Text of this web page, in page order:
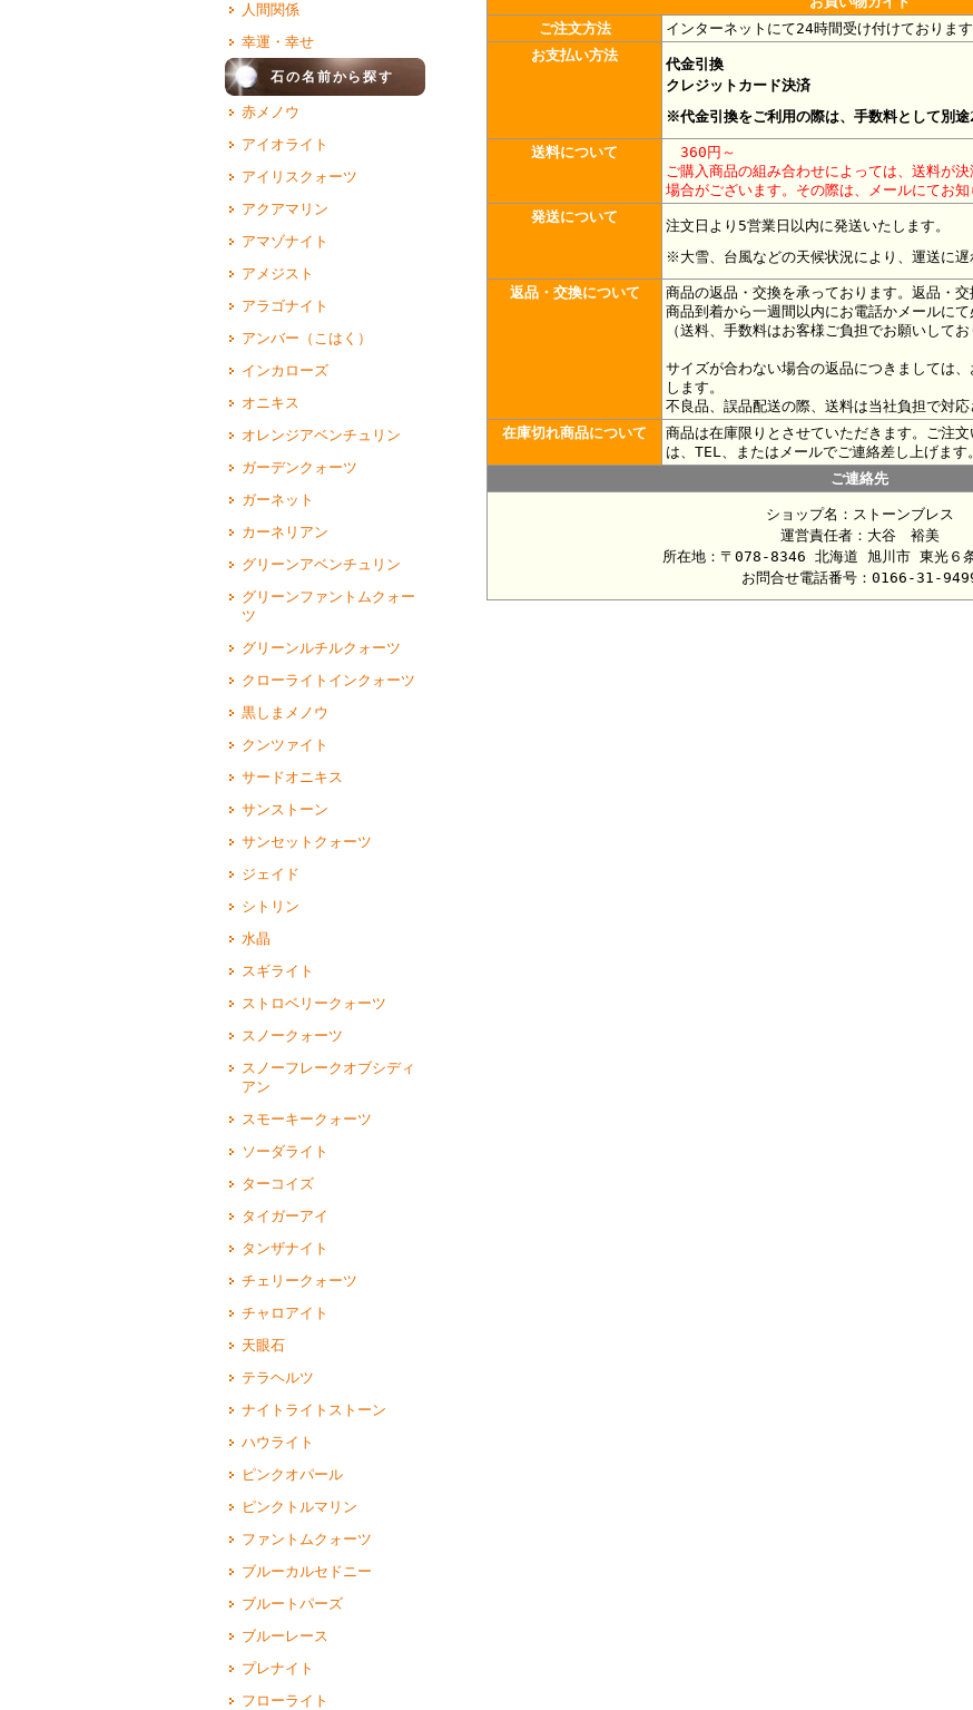
人間関係
幸運・幸せ
石の名前から探す
赤メノウ
アイオライト
アイリスクォーツ
アクアマリン
アマゾナイト
アメジスト
アラゴナイト
アンバー（こはく）
インカローズ
オニキス
オレンジアベンチュリン
ガーデンクォーツ
ガーネット
カーネリアン
グリーンアベンチュリン
グリーンファントムクォー
ツ
グリーンルチルクォーツ
クローライトインクォーツ
黒しまメノウ
クンツァイト
サードオニキス
サンストーン
サンセットクォーツ
ジェイド
シトリン
水晶
スギライト
ストロベリークォーツ
スノークォーツ
スノーフレークオブシディ
アン
スモーキークォーツ
ソーダライト
ターコイズ
タイガーアイ
タンザナイト
チェリークォーツ
チャロアイト
天眼石
テラヘルツ
ナイトライトストーン
ハウライト
ピンクオパール
ピンクトルマリン
ファントムクォーツ
ブルーカルセドニー
ブルートパーズ
ブルーレース
プレナイト
フローライト
ご注文方法
インターネットにて24時間受け付けております
お支払い方法
代金引換
クレジットカード決済
※代金引換をご利用の際は、手数料として別途
送料について
360円～
ご購入商品の組み合わせによっては、送料が
場合がございます。その際は、メールにてお知
発送について
注文日より5営業日以内に発送いたします。
※大雪、台風などの天候状況により、運送に遅
返品・交換について
商品の返品・交換を承っております。返品・交
商品到着から一週間以内にお電話かメールにて
（送料、手数料はお客様ご負担でお願いしてお
サイズが合わない場合の返品につきましては
します。
不良品、誤品配送の際、送料は当社負担で対応
在庫切れ商品について
商品は在庫限りとさせていただきます。ご注
は、TEL、またはメールでご連絡差し上げます。
ご連絡先
ショップ名：ストーンブレス
運営責任者：大谷 裕美
所在地：〒078-8346 北海道 旭川市 東光６
お問合せ電話番号：0166-31-